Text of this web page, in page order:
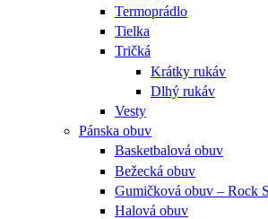
Termoprádlo
Tielka
Tričká
Krátky rukáv
Dlhý rukáv
Vesty
Pánska obuv
Basketbalová obuv
Bežecká obuv
Gumičková obuv – Rock
Halová obuv